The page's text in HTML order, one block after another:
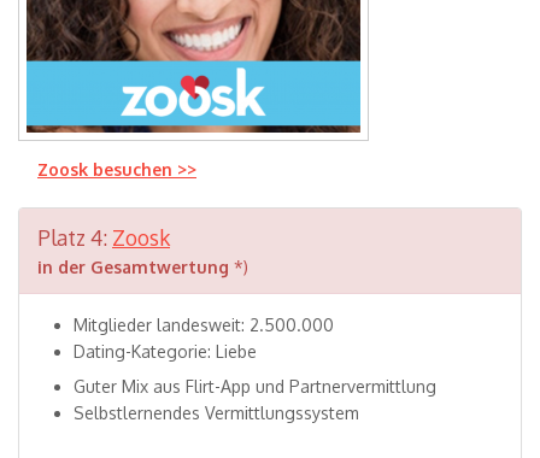
Zoosk besuchen >>
Platz 4: Zoosk
in der Gesamtwertung *)
Mitglieder landesweit: 2.500.000
Dating-Kategorie: Liebe
Guter Mix aus Flirt-App und Partnervermittlung
Selbstlernendes Vermittlungssystem